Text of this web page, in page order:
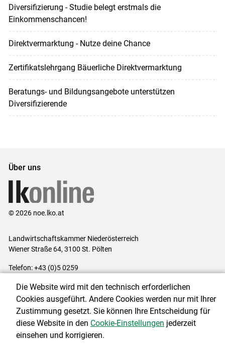
Diversifizierung - Studie belegt erstmals die
Einkommenschancen!
Direktvermarktung - Nutze deine Chance
Zertifikatslehrgang Bäuerliche Direktvermarktung
Beratungs- und Bildungsangebote unterstützen
Diversifizierende
Über uns
© 2026 noe.lko.at
Landwirtschaftskammer Niederösterreich
Wiener Straße 64, 3100 St. Pölten
Telefon: +43 (0)5 0259
Impressum|Kontakt|Datenschutzerklärung|Barrierefreiheit|
Cookie-Einstellungen
Die Website wird mit den technisch erforderlichen
Cookies ausgeführt. Andere Cookies werden nur mit Ihrer
Zustimmung gesetzt. Sie können Ihre Entscheidung für
diese Website in den Cookie-Einstellungen jederzeit
einsehen und korrigieren.